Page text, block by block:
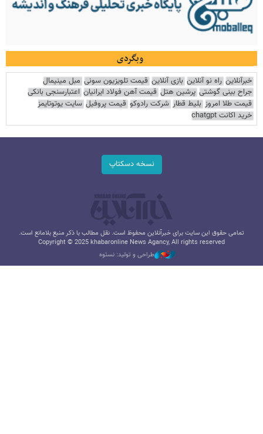
وبگردی
خبرآنلاین راه نو آنلاین بازی آنلاین قیمت تلویزیون سونی مبل مینیمال
جراح بینی گوشتی پرشین هتل قیمت آهن فولاد ایرانیان اعتبارسنجی بانکی
قیمت طلا امروز بلیط قطار شرکت رادوکو قیمت پروفیل سایت یوتوتایمز
خرید اکانت chatgpt
نسخه دسکتاپ
تمامی حقوق این سایت برای خبرآنلاین محفوظ است. نقل مطالب با ذکر منبع بلامانع است.
Copyright © 2025 khabaronline News Agancy, All rights reserved
طراحی و تولید: نستوه